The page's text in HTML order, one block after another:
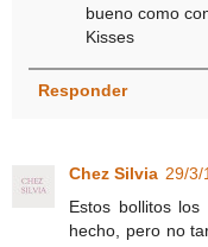
bueno como
Kisses
Responder
Chez Silvia 29/3/
Estos bollitos
hecho, pero no